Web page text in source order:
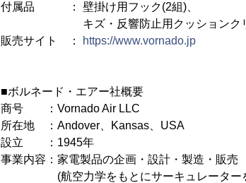
付属品 ： 壁掛け用フック(2組)、
キズ・反響防止用クッションクリ
販売サイト ：
https://www.vornado.jp
■ボルネード・エアー社概要
商号 ：Vornado Air LLC
所在地 ：Andover、Kansas、USA
設立 ：1945年
事業内容：家電製品の企画・設計・製造・販売
(航空力学をもとにサーキュレーターを